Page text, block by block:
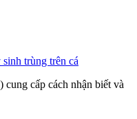
trùng trên cá
cấp cách nhận biết và